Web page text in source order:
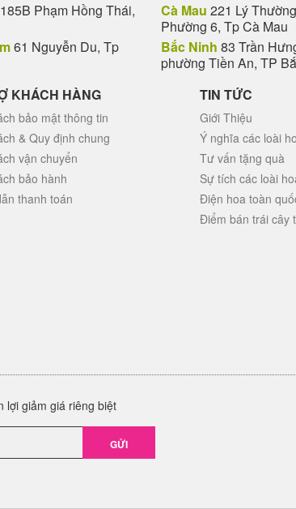
185B Phạm Hồng Thái,
61 Nguyễn Du, Tp
Cà Mau 221 Lý
Phường 6, Tp Cà Mau
Bắc Ninh 83 Trần
phường Tiền An, TP
KHÁCH HÀNG
bảo mật thông tin
& Quy định chung
vận chuyển
bảo hành
thanh toán
TIN TỨC
Giới Thiệu
Ý nghĩa các loài
Tư vấn tặng quà
Sự tích các loài
Điện hoa toàn
Điểm bán trái cây
lợi giảm giá riêng biệt
GỬI